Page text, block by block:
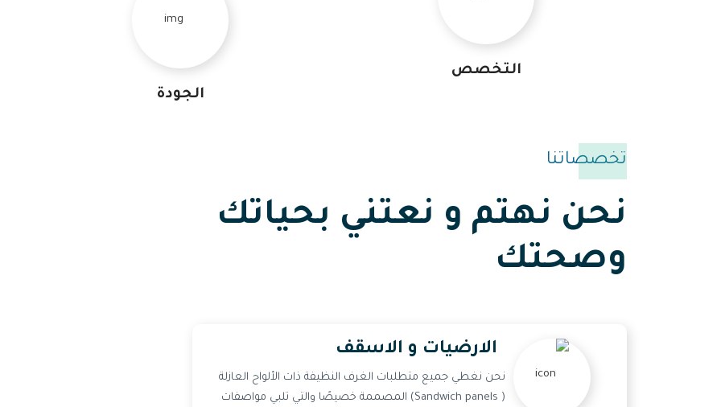
التخصص
الجودة
تخصصاتنا
نحن نهتم و نعتني بحياتك
وصحتك
الارضيات و الاسقف
نحن نغطي جميع متطلبات الغرف النظيفة ذات الألواح العازلة
( Sandwich panels) المصممة خصيصًا والتي تلبي مواصفات